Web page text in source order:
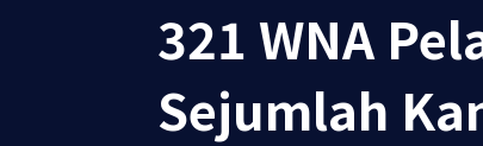
321 WNA
Sejumlah